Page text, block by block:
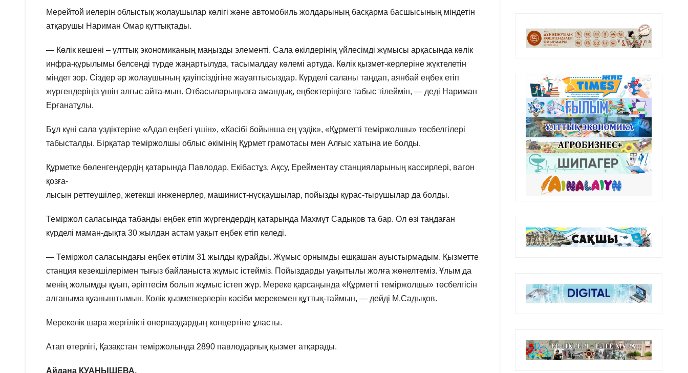
Мерейтой иелерін облыстық жолаушылар көлігі және автомобиль жолдарының басқарма басшысының міндетін
атқарушы Нариман Омар құттықтады.
— Көлік кешені – ұлттық экономиканың маңызды элементі. Сала өкілдерінің үйлесімді жұмысы арқасында көлік
инфра-құрылымы белсенді түрде жаңартылуда, тасымалдау көлемі артуда. Көлік қызмет-керлеріне жүктелетін
міндет зор. Сіздер әр жолаушының қауіпсіздігіне жауаптысыздар. Күрделі саланы таңдап, аянбай еңбек етіп
жүргендеріңіз үшін алғыс айта-мын. Отбасыларыңызға амандық, еңбектеріңізге табыс тілеймін, — деді Нариман
Ерғанатұлы.
Бұл күні сала үздіктеріне «Адал еңбегі үшін», «Кәсібі бойынша ең үздік», «Құрметті теміржолшы» төсбелгілері
табысталды. Бірқатар теміржолшы облыс әкімінің Құрмет грамотасы мен Алғыс хатына ие болды.
Құрметке бөленгендердің қатарында Павлодар, Екібастұз, Ақсу, Ерейментау станцияларының кассирлері, вагон
қозға-
лысын реттеушілер, жетекші инженерлер, машинист-нұсқаушылар, пойызды құрас-тырушылар да болды.
Теміржол саласында табанды еңбек етіп жүргендердің қатарында Махмұт Садықов та бар. Ол өзі таңдаған
күрделі маман-дықта 30 жылдан астам уақыт еңбек етіп келеді.
— Теміржол саласындағы еңбек өтілім 31 жылды құрайды. Жұмыс орнымды ешқашан ауыстырмадым. Қызметте
станция кезекшілерімен тығыз байланыста жұмыс істейміз. Пойыздарды уақытылы жолға жөнелтеміз. Ұлым да
менің жолымды қуып, әріптесім болып жұмыс істеп жүр. Мереке қарсаңында «Құрметті теміржолшы» төсбелгісін
алғаныма қуаныштымын. Көлік қызметкерлерін кәсіби мерекемен құттық-таймын, — дейді М.Садықов.
Мерекелік шара жергілікті өнерпаздардың концертіне ұласты.
Атап өтерлігі, Қазақстан теміржолында 2890 павлодарлық қызмет атқарады.
Айдана ҚУАНЫШЕВА.